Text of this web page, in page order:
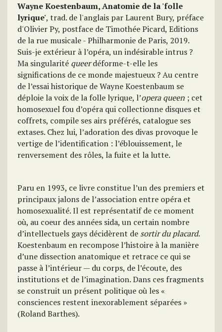
Wayne Koestenbaum, Anatomie de la 'folle
lyrique', trad. de l'anglais par Laurent Bury, préface
d'Olivier Py, postface de Timothée Picard, Editions
de la rue musicale - Philharmonie de Paris, 2019.
Suis-je extérieur à l’opéra, un indésirable intrus ?
Ma singularité queerdéforme-t-elle les
significations de ce monde majestueux ? Au centre
de l’essai historique de Wayne Koestenbaum se
déploie la voix de la folle lyrique, l’opera queen ; cet
homosexuel fou d’opéra qui collectionne disques et
coffrets, compile ses airs préférés, catalogue ses
extases. Chez lui, l’adoration des divas provoque le
vertige de l’identification : l’éblouissement, le
renversement des rôles, la fuite et la lutte.
Paru en 1993, ce livre constitue l’un des premiers et
principaux jalons de l’association entre opéra et
homosexualité. Il est représentatif de ce moment
où, au coeur des années sida, un certain nombre
d’intellectuels gays décidèrent de sortir du placard.
Koestenbaum en recompose l’histoire à la manière
d’une dissection anatomique et retrace ce qui se
passe à l’intérieur — du corps, de l’écoute, des
institutions et de l’imagination. Dans ces fragments
se construit un présent politique où les «
consciences restent inexorablement séparées »
(Roland Barthes).